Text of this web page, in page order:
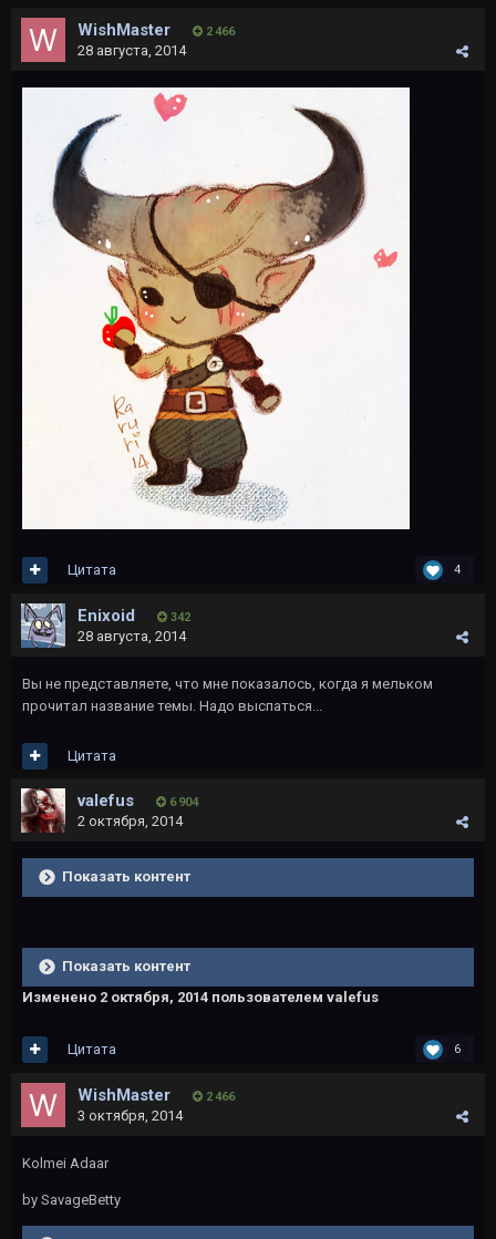
WishMaster 2 466
28 августа, 2014
4
Цитата
Enixoid 342
28 августа, 2014
Вы не представляете, что мне показалось, когда я мельком
прочитал название темы. Надо выспаться...
Цитата
valefus 6 904
2 октября, 2014
Показать контент
Показать контент
Изменено 2 октября, 2014 пользователем valefus
6
Цитата
WishMaster 2 466
3 октября, 2014
Kolmei Adaar
by SavageBetty